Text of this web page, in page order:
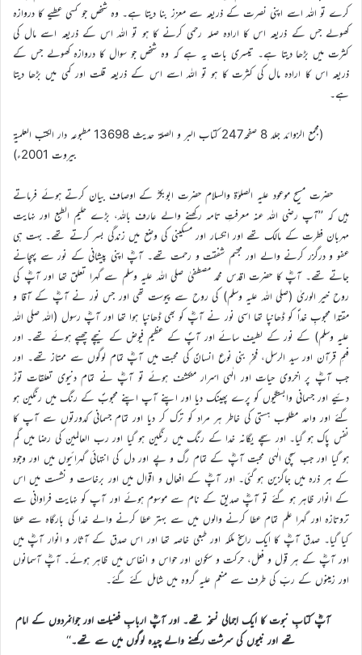
کرے تو اللہ اسے اپنی نصرت کے ذریعہ سے معزز بنا دیتا ہے۔ وہ شخص جو کسی عطیے کا دروازہ
کھولے جس کے ذریعہ اس کا ارادہ صلہ رحمی کرنے کا ہو تو اللہ اس کے ذریعہ اسے مال کی
کثرت میں بڑھا دیتا ہے۔ تیسری بات یہ ہے کہ وہ شخص جو سوال کا دروازہ کھولے جس کے
ذریعہ اس کا ارادہ مال کی کثرت کا ہو تو اللہ اسے اس کے ذریعہ قلت اور کمی میں بڑھا دیتا
ہے۔
(مجمع الزوائد جلد 8 صفحہ247 کتاب البر و الصلۃ حدیث 13698 مطبوعہ دار الکتب العلمیۃ
بیروت 2001ء)
حضرت مسیح موعود علیہ الصلوٰة والسلام حضرت ابوبکرؓ کے اوصاف بیان کرتے ہوئے فرماتے
ہیں کہ ’’آپ رضی اللہ عنہ معرفتِ تامہ رکھنے والے عارف باللہ، بڑے حلیم الطبع اور نہایت
مہربان فطرت کے مالک تھے اور انکسار اور مسکینی کی وضع میں زندگی بسر کرتے تھے۔ بہت ہی
عفو و درگزر کرنے والے اور مجسّم شفقت و رحمت تھے۔ آپؓ اپنی پیشانی کے نور سے پہچانے
جاتے تھے۔ آپؓ کا حضرت اقدس محمد مصطفیٰ صلی اللہ علیہ وسلم سے گہرا تعلق تھا اور آپؓ کی
روح خیر الوریٰ (صلی اللہ علیہ وسلم) کی روح سے پیوست تھی اور جس نور نے آپؓ کے آقا و
مقتدا محبوبِ خداؐ کو ڈھانپا تھا اسی نور نے آپؓ کو بھی ڈھانپا ہوا تھا اور آپؓ رسول (اللہ صلی اللہ
علیہ وسلم) کے نور کے لطیف سائے اور آپؐ کے عظیم فیوض کے نیچے چھپے ہوئے تھے۔ اور
فہمِ قرآن اور سید الرسل، فخرِ بنی نوع انسانؐ کی محبت میں آپؓ تمام لوگوں سے ممتاز تھے۔ اور
جب آپؓ پر اخروی حیات اور الٰہی اسرار منکشف ہوئے تو آپؓ نے تمام دنیوی تعلقات توڑ
دئیے اور جسمانی وابستگیوں کو پرے پھینک دیا اور اپنے آپ اپنے محبوبؐ کے رنگ میں رنگین ہو
گئے اور واحد مطلوب ہستی کی خاطر ہر مراد کو ترک کر دیا اور تمام جسمانی کدورتوں سے آپ کا
نفس پاک ہو گیا۔ اور سچے یگانہ خدا کے رنگ میں رنگین ہو گیا اور رب العالمین کی رضا میں گم
ہو گیا اور جب سچی الٰہی محبت آپؓ کے تمام رگ و پے اور دل کی انتہائی گہرائیوں میں اور وجود
کے ہر ذرہ میں جاگزین ہو گئی۔ اور آپؓ کے افعال و اقوال میں اور برخاست و نشست میں اس
کے انوار ظاہر ہو گئے تو آپؓ صدیق کے نام سے موسوم ہوئے اور آپ کو نہایت فراوانی سے
تروتازہ اور گہرا علم تمام عطا کرنے والوں میں سے بہتر عطا کرنے والے خدا کی بارگاہ سے عطا
کیا گیا۔ صدق آپؓ کا ایک راسخ ملکہ اور طبعی خاصہ تھا اور اس صدق کے آثار و انوار آپؓ میں
اور آپؓ کے ہر قول و فعل، حرکت و سکون اور حواس و انفاس میں ظاہر ہوئے۔ آپؓ آسمانوں
اور زمینوں کے ربّ کی طرف سے منعم علیہ گروہ میں شامل کئے گئے۔
آپؓ کتابِ نبوت کا ایک اجمالی نسخہ تھے۔ اور آپؓ اربابِ فضیلت اور جوانمردوں کے امام
تھے اور نبیوں کی سرشت رکھنے والے چیدہ لوگوں میں سے تھے۔‘‘